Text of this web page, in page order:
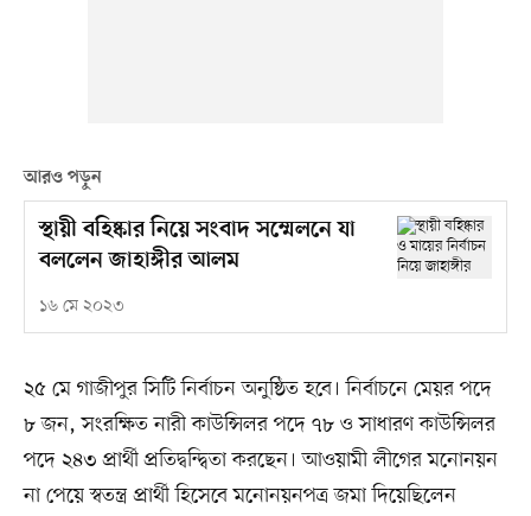
আরও পড়ুন
স্থায়ী বহিষ্কার নিয়ে সংবাদ সম্মেলনে যা
বললেন জাহাঙ্গীর আলম
১৬ মে ২০২৩
২৫ মে গাজীপুর সিটি নির্বাচন অনুষ্ঠিত হবে। নির্বাচনে মেয়র পদে
৮ জন, সংরক্ষিত নারী কাউন্সিলর পদে ৭৮ ও সাধারণ কাউন্সিলর
পদে ২৪৩ প্রার্থী প্রতিদ্বন্দ্বিতা করছেন। আওয়ামী লীগের মনোনয়ন
না পেয়ে স্বতন্ত্র প্রার্থী হিসেবে মনোনয়নপত্র জমা দিয়েছিলেন